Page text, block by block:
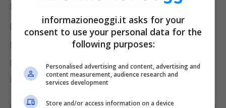
bando di concorso oppure pubblicando
periodicamente concorsi riservati solo a tali
persone. Però per poter partecipare le
persone con disabilità devono essere anche
iscritte nella lista delcollocamento mirato
informazioneoggi.it asks for your
consent to use your personal data for the
following purposes:
Personalised advertising and content, advertising and
content measurement, audience research and
services development
Store and/or access information on a device